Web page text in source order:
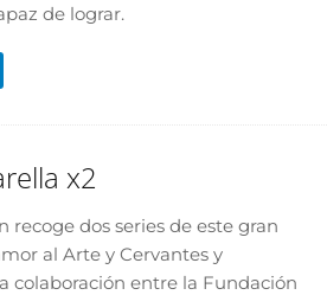
de lograr.
x2
recoge dos series de este gran
al Arte y Cervantes y
colaboración entre la Fundación